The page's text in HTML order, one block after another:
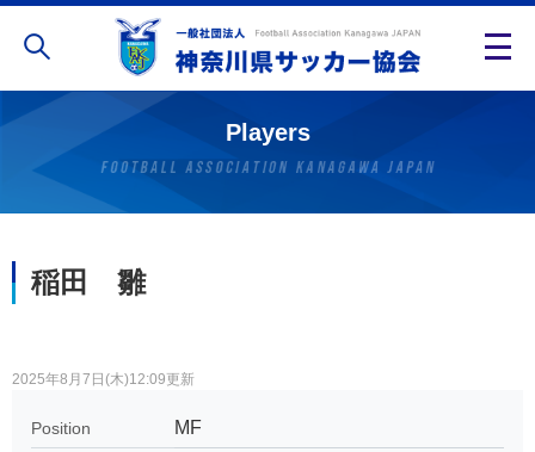
Players
稲田 雛
2025年8月7日(木)12:09更新
Position MF